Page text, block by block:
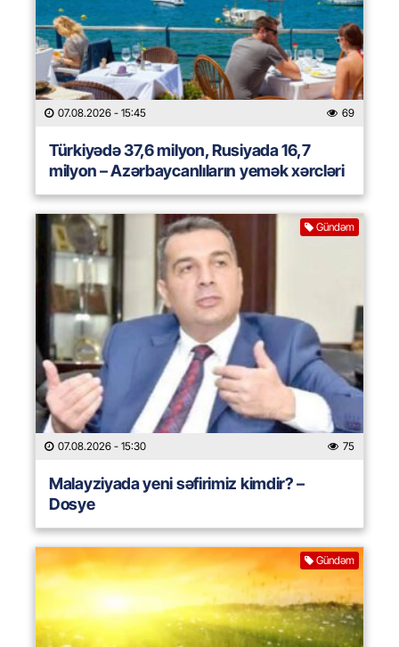
07.08.2026 - 15:45 69
Türkiyədə 37,6 milyon, Rusiyada 16,7
milyon – Azərbaycanlıların yemək xərcləri
Gündəm
07.08.2026 - 15:30 75
Malayziyada yeni səfirimiz kimdir? –
Dosye
Gündəm